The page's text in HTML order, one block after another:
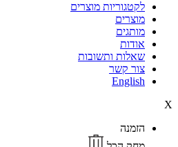
לקטגוריות מוצרים
מוצרים
מותגים
אודות
שאלות ותשובות
צור קשר
English
X
הזמנה